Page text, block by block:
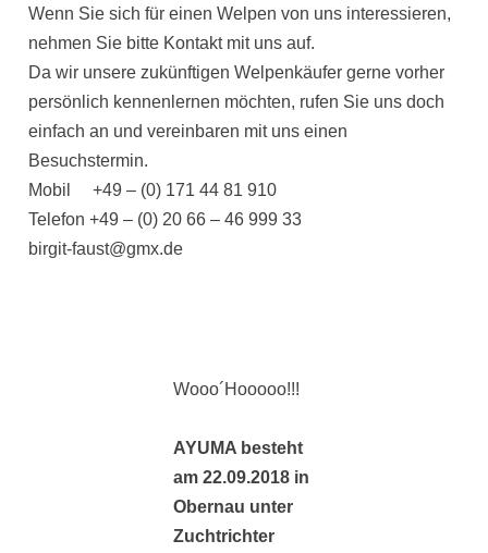
Wenn Sie sich für einen Welpen von uns interessieren,
nehmen Sie bitte Kontakt mit uns auf.
Da wir unsere zukünftigen Welpenkäufer gerne vorher
persönlich kennenlernen möchten, rufen Sie uns doch
einfach an und vereinbaren mit uns einen
Besuchstermin.
Mobil +49 – (0) 171 44 81 910
Telefon +49 – (0) 20 66 – 46 999 33
birgit-faust@gmx.de
Wooo´Hooooo!!!
AYUMA besteht
am 22.09.2018 in
Obernau unter
Zuchtrichter